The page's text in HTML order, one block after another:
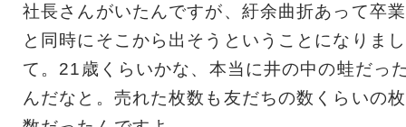
社長さんがいたんですが、紆余曲折あって卒業
と同時にそこから出そうということになりまし
て。21歳くらいかな、本当に井の中の蛙だっ
んだなと。売れた枚数も友だちの数くらいの枚